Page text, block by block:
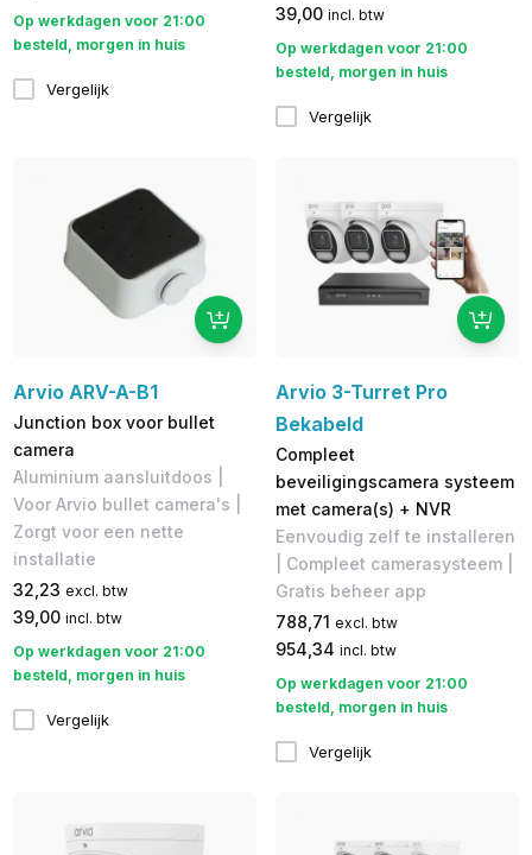
Op werkdagen voor 21:00
besteld, morgen in huis
Vergelijk
39,00 incl. btw
Op werkdagen voor 21:00
besteld, morgen in huis
Vergelijk
Arvio ARV-A-B1
Junction box voor bullet
camera
Aluminium aansluitdoos |
Voor Arvio bullet camera's |
Zorgt voor een nette
installatie
32,23 excl. btw
39,00 incl. btw
Op werkdagen voor 21:00
besteld, morgen in huis
Vergelijk
Arvio 3-Turret Pro
Bekabeld
Compleet
beveiligingscamera systeem
met camera(s) + NVR
Eenvoudig zelf te installeren
| Compleet camerasysteem |
Gratis beheer app
788,71 excl. btw
954,34 incl. btw
Op werkdagen voor 21:00
besteld, morgen in huis
Vergelijk